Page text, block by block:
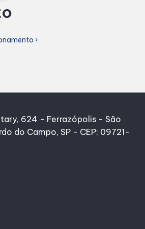
chevron_right
624 - Ferrazópolis - São
do Campo, SP - CEP: 09721-